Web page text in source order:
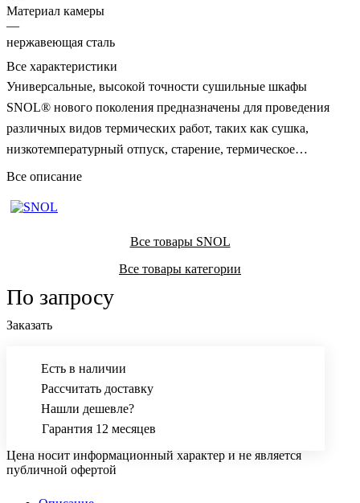
Материал камеры
—
нержавеющая сталь
Все характеристики
Универсальные, высокой точности сушильные шкафы
SNOL® нового поколения предназначены для проведения
различных видов термических работ, таких как сушка,
низкотемпературный отпуск, старение, термическое
тестирование и пр.
Все описание
Все товары SNOL
Все товары категории
По запросу
Заказать
Есть в наличии
Рассчитать доставку
Нашли дешевле?
Гарантия 12 месяцев
Цена носит информационный характер и не является
публичной офертой